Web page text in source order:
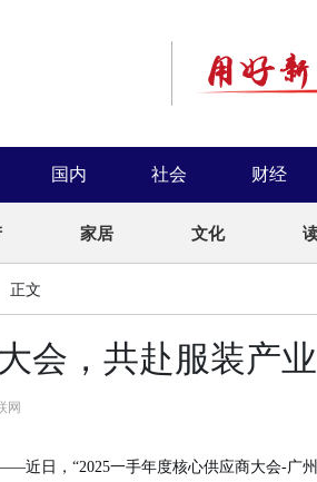
国内 社会 财经
家居 文化
正文
会，共赴服装产
网
近日，“2025一手年度核心供应商大会-广